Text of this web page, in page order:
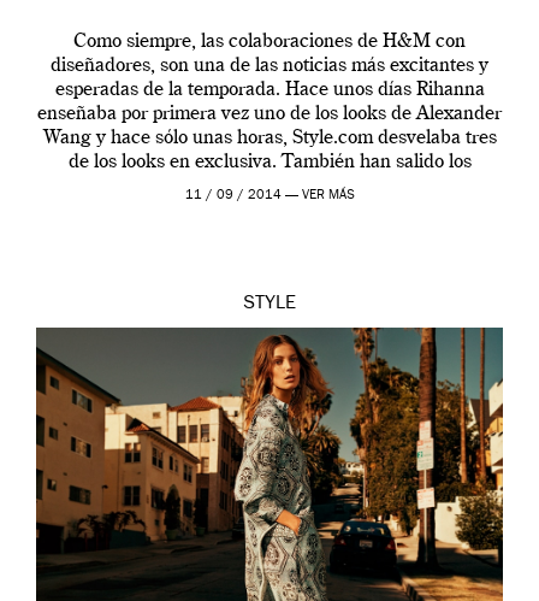
Como siempre, las colaboraciones de H&M con
diseñadores, son una de las noticias más excitantes y
esperadas de la temporada. Hace unos días Rihanna
enseñaba por primera vez uno de los looks de Alexander
Wang y hace sólo unas horas, Style.com desvelaba tres
de los looks en exclusiva. También han salido los
primeros editoriales exclusivos […]
11 / 09 / 2014 — VER MÁS
STYLE